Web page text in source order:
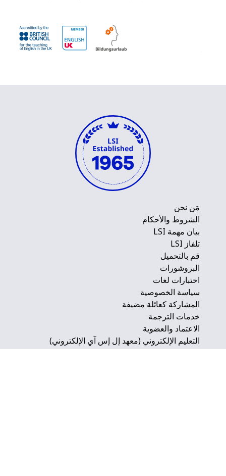
مَن نحن
الشروط والأحكام
بيان مهمة LSI
تلفاز LSI
قم بالتحميل
البروشورات
اختبارات لغات
سياسة الخصوصية
المشاركة كعائلة مضيفة
خدمات الترجمة
الاعتماد والعضوية
التعليم الإلكتروني (معهد إل إس آي الإلكتروني)
ادرس اللغة في الخارج